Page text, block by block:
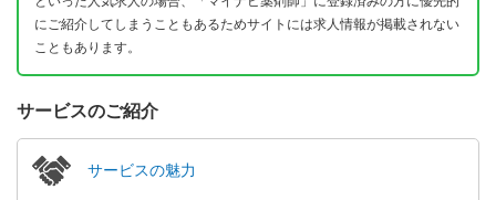
にご紹介してしまうこともあるためサイトには求人情報が掲載されない
こともあります。
サービスのご紹介
サービスの魅力